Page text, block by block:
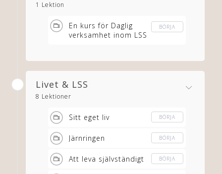
1 Lektion
En kurs för Daglig
verksamhet inom LSS
BÖRJA
Livet & LSS
8 Lektioner
Sitt eget liv BÖRJA
Järnringen BÖRJA
Att leva självständigt BÖRJA